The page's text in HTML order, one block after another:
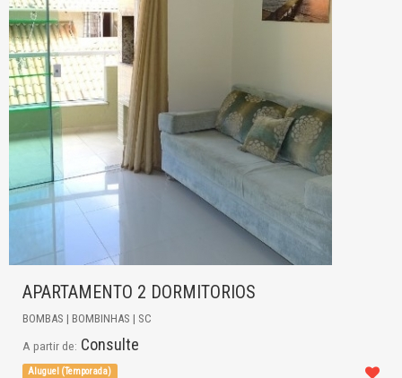
APARTAMENTO 2 DORMITORIOS
BOMBAS | BOMBINHAS | SC
A partir de: Consulte
Aluguel (Temporada)